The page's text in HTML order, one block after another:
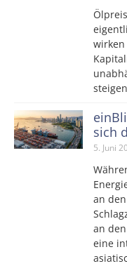
sich
5. Juni
an
an
eine